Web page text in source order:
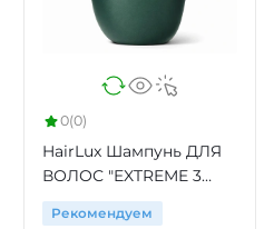
0(0)
HairLux Шампунь ДЛЯ
ВОЛОС "EXTREME 3
МАСЛА"
Рекомендуем